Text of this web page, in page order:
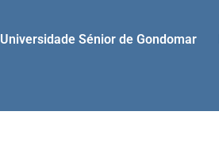
Universidade Sénior de Gondomar